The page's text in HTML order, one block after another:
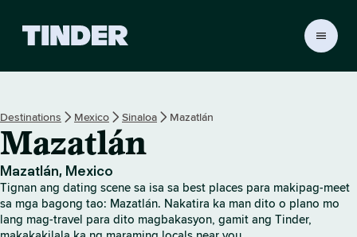
r
H
o
e
Destinations Mexico Sinaloa Mazatlán
Mazatlán
Mazatlán, Mexico
Tignan ang dating scene sa isa sa best places para makipag-meet
sa mga bagong tao: Mazatlán. Nakatira ka man dito o plano mo
lang mag-travel para dito magbakasyon, gamit ang Tinder,